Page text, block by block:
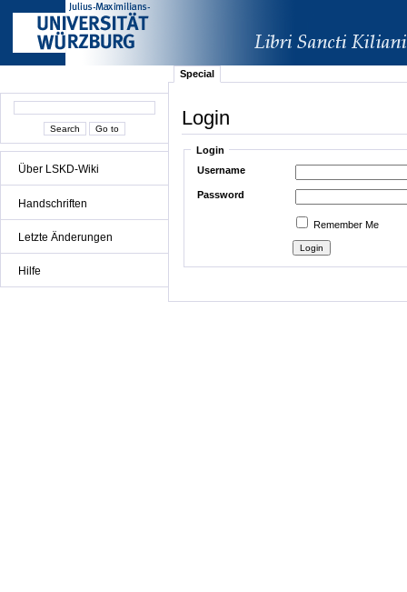
Über LSKD-Wiki
Handschriften
Letzte Änderungen
Hilfe
Special
Login
Login
Username
Password
Remember Me